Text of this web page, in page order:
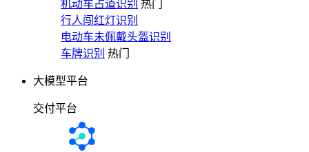
机动车占道识别 热门
行人闯红灯识别
电动车未佩戴头盔识别
车牌识别 热门
大模型平台
交付平台